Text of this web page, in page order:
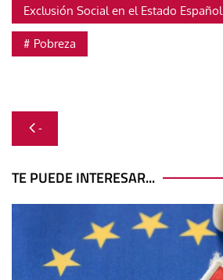
Exclusión Social en el Estado Español
Pobreza
Navegación
de
entradas
-
TE PUEDE INTERESAR...